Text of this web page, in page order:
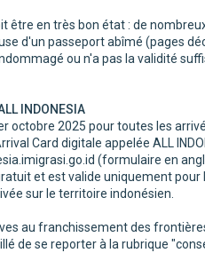
être en très bon état : de
d'un passeport abîmé (pages
ou n'a pas la validité
INDONESIA
octobre 2025 pour toutes les
Card digitale appelée ALL
(formulaire en
et est valide uniquement pour
sur le territoire indonésien.
au franchissement des
de se reporter à la rubrique